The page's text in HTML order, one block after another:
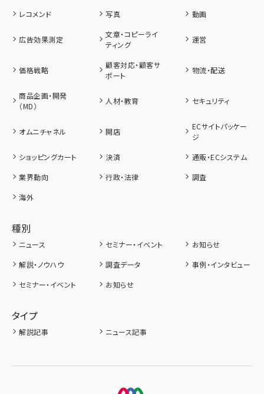
レコメンド
写真 動画
広告効果測定
文章・コピーライ
ティング
運営
価格戦略
顧客対応・顧客サ
ポート
物流・配送
商品企画・開発
（MD）
人材・教育 セキュリティ
オムニチャネル 開店
ECサイトパッケー
ジ
ショッピングカート
決済
通販・ECシステム
業界動向
行政・法律
調査
海外
種別
ニュース セミナー・イベント
お知らせ
解説・ノウハウ
調査データ
事例・インタビュー
セミナー・イベント
お知らせ
タイプ
解説記事 ニュース記事